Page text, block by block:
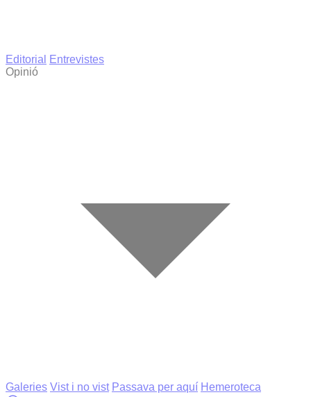
Editorial
Entrevistes
Opinió
Galeries Vist i no vist Passava per aquí Hemeroteca